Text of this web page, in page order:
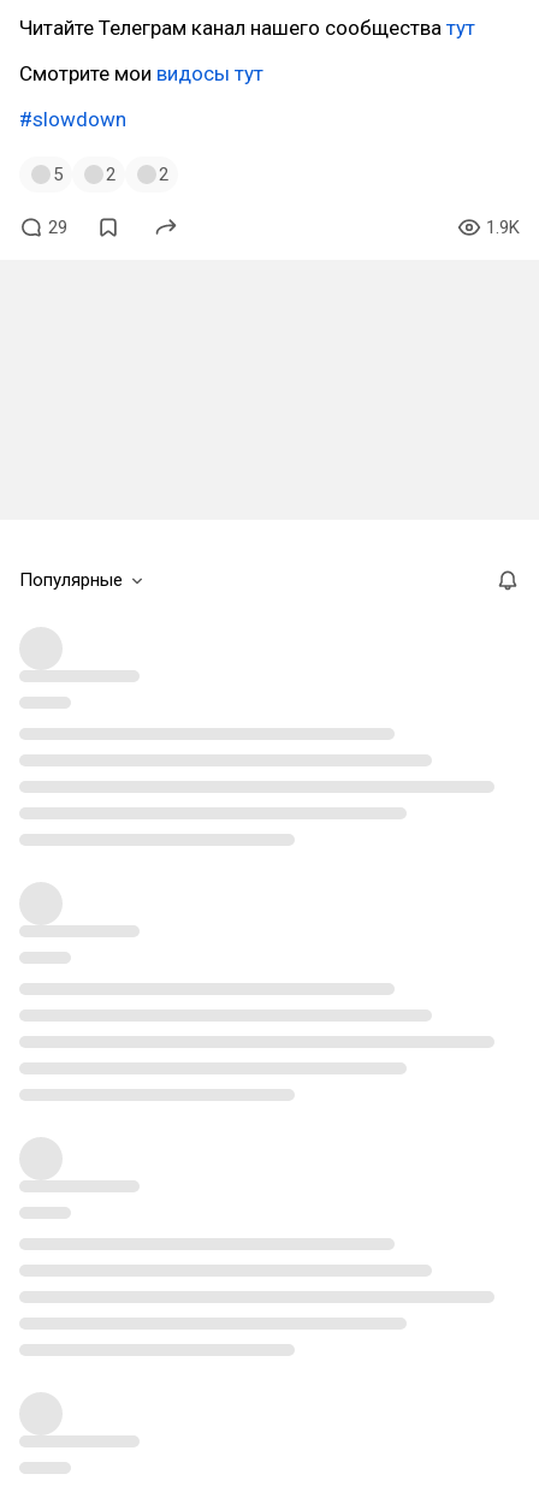
Читайте Телеграм канал нашего сообщества тут
Смотрите мои видосы тут
#slowdown
5 2 2
29 1.9K
Популярные